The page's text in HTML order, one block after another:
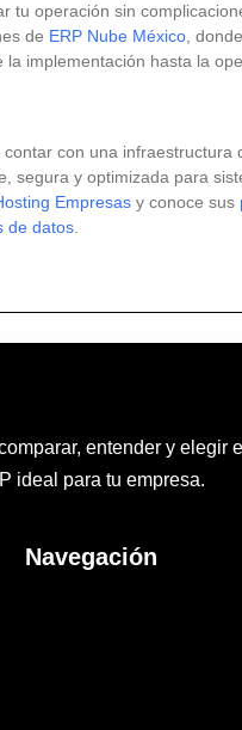
tu operación sin
de ERP Nube México ,
la implementación hasta la
con una infraestructura
segura y optimizada para
Empresas y conoce sus
de datos.
entender y elegir
ideal para tu empresa.
Navegación